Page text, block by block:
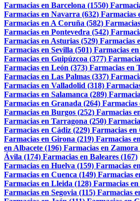
Farmacias en Barcelona (1550)
Farmacias en Navarra (632) Farmacias
Farmacias en A Coruña (582)
Farmacias en Pontevedra (542)
Farmacias en Asturias (529) Farmacias
Farmacias en Sevilla (501) Farmacias
Farmacias en Guipúzcoa (377)
Farmacias en León (373) Farmacias en
Farmacias en Las Palmas (337)
Farmacias en Valladolid (318)
Farmacias en Salamanca (289)
Farmacias en Granada (264) Farmacias
Farmacias en Burgos (252) Farmacias
Farmacias en Tarragona (250)
Farmacias en Cádiz (229) Farmacias en
Farmacias en Girona (219) Farmacias
en Albacete (196) Farmacias en Zamora
Ávila (174) Farmacias en Baleares (167)
Farmacias en Huelva (159) Farmacias
Farmacias en Cuenca (149) Farmacias
Farmacias en Lleida (128) Farmacias
Farmacias en Segovia (115) Farmacias